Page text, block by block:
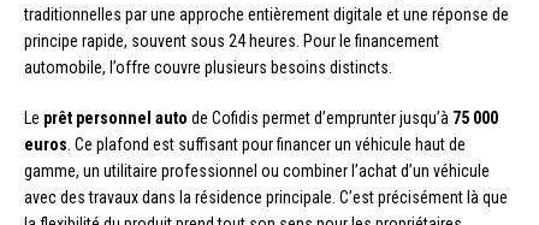
traditionnelles par une approche entièrement digitale et une réponse de
principe rapide, souvent sous 24 heures. Pour le financement
automobile, l’offre couvre plusieurs besoins distincts.
Le prêt personnel auto de Cofidis permet d’emprunter jusqu’à 75 000
euros. Ce plafond est suffisant pour financer un véhicule haut de
gamme, un utilitaire professionnel ou combiner l’achat d’un véhicule
avec des travaux dans la résidence principale. C’est précisément là que